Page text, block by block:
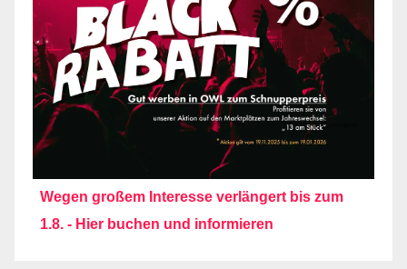
Wegen großem Interesse verlängert bis zum
1.8. - Hier buchen und informieren